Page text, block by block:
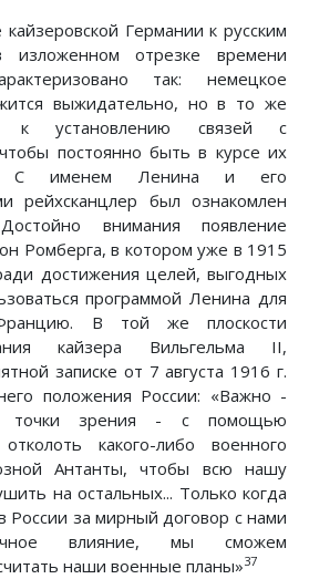
Германии к русским
изложенном отрезке времени
так: немецкое
выжидательно, но в то же
к установлению связей с
постоянно быть в курсе их
С именем Ленина и его
рейхсканцлер был ознакомлен
внимания появление
Ромберга, в котором уже в 1915
достижения целей, выгодных
программой Ленина для
В той же плоскости
кайзера Вильгельма II,
записке от 7 августа 1916 г.
положения России: «Важно -
точки зрения - с помощью
какого-либо военного
Антанты, чтобы всю нашу
на остальных... Только когда
России за мирный договор с нами
влияние, мы сможем
наши военные планы»37